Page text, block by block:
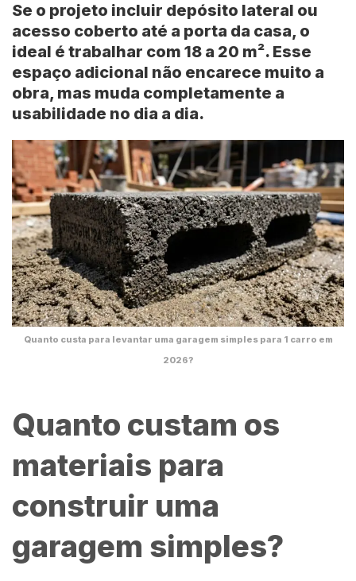
Se o projeto incluir depósito lateral ou
acesso coberto até a porta da casa, o
ideal é trabalhar com 18 a 20 m². Esse
espaço adicional não encarece muito a
obra, mas muda completamente a
usabilidade no dia a dia.
Quanto custa para levantar uma garagem simples para 1 carro em
2026?
Quanto custam os
materiais para
construir uma
garagem simples?